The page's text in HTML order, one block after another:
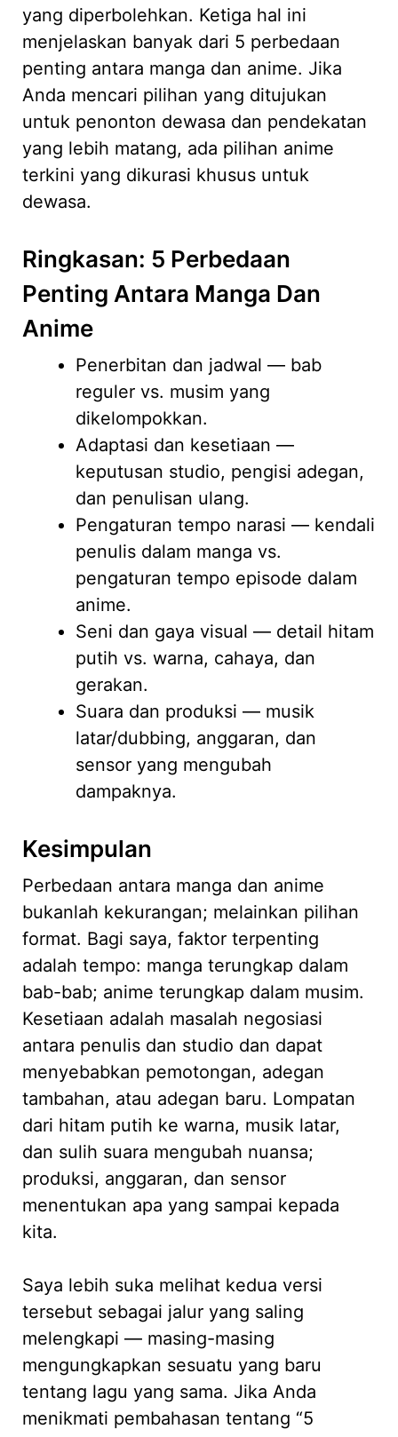
yang diperbolehkan. Ketiga hal ini
menjelaskan banyak dari 5 perbedaan
penting antara manga dan anime. Jika
Anda mencari pilihan yang ditujukan
untuk penonton dewasa dan pendekatan
yang lebih matang, ada pilihan anime
terkini yang dikurasi khusus untuk
dewasa.
Ringkasan: 5 Perbedaan
Penting Antara Manga Dan
Anime
Penerbitan dan jadwal — bab
reguler vs. musim yang
dikelompokkan.
Adaptasi dan kesetiaan —
keputusan studio, pengisi adegan,
dan penulisan ulang.
Pengaturan tempo narasi — kendali
penulis dalam manga vs.
pengaturan tempo episode dalam
anime.
Seni dan gaya visual — detail hitam
putih vs. warna, cahaya, dan
gerakan.
Suara dan produksi — musik
latar/dubbing, anggaran, dan
sensor yang mengubah
dampaknya.
Kesimpulan
Perbedaan antara manga dan anime
bukanlah kekurangan; melainkan pilihan
format. Bagi saya, faktor terpenting
adalah tempo: manga terungkap dalam
bab-bab; anime terungkap dalam musim.
Kesetiaan adalah masalah negosiasi
antara penulis dan studio dan dapat
menyebabkan pemotongan, adegan
tambahan, atau adegan baru. Lompatan
dari hitam putih ke warna, musik latar,
dan sulih suara mengubah nuansa;
produksi, anggaran, dan sensor
menentukan apa yang sampai kepada
kita.
Saya lebih suka melihat kedua versi
tersebut sebagai jalur yang saling
melengkapi — masing-masing
mengungkapkan sesuatu yang baru
tentang lagu yang sama. Jika Anda
menikmati pembahasan tentang “5